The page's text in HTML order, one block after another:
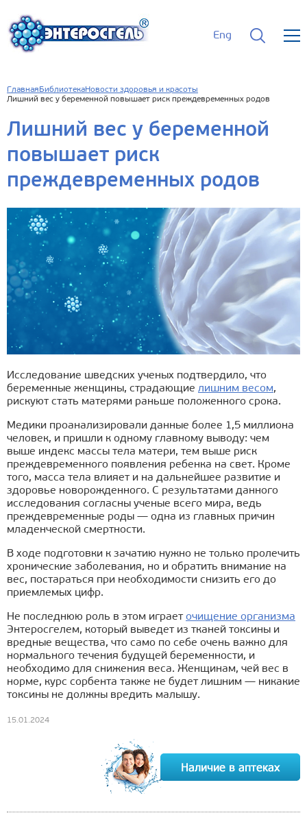
Eng
Главная БиблиотекаНовости здоровья и красоты
Лишний вес у беременной повышает риск преждевременных родов
Лишний вес у беременной
повышает риск
преждевременных родов
Исследование шведских ученых подтвердило, что
беременные женщины, страдающие лишним весом,
рискуют стать матерями раньше положенного срока.
Медики проанализировали данные более 1,5 миллиона
человек, и пришли к одному главному выводу: чем
выше индекс массы тела матери, тем выше риск
преждевременного появления ребенка на свет. Кроме
того, масса тела влияет и на дальнейшее развитие и
здоровье новорожденного. С результатами данного
исследования согласны ученые всего мира, ведь
преждевременные роды — одна из главных причин
младенческой смертности.
В ходе подготовки к зачатию нужно не только пролечить
хронические заболевания, но и обратить внимание на
вес, постараться при необходимости снизить его до
приемлемых цифр.
Не последнюю роль в этом играеточищение организма
Энтеросгелем, который выведет из тканей токсины и
вредные вещества, что само по себе очень важно для
нормального течения будущей беременности, и
необходимо для снижения веса. Женщинам, чей вес в
норме, курс сорбента также не будет лишним — никакие
токсины не должны вредить малышу.
15.01.2024